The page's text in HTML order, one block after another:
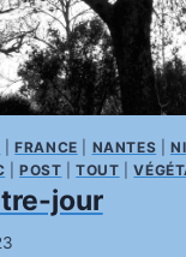
|FRANCE NANTES
|POST |TOUT |
jour